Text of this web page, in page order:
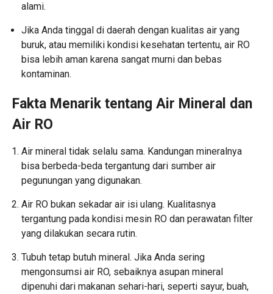
alami.
Jika Anda tinggal di daerah dengan kualitas air yang
buruk, atau memiliki kondisi kesehatan tertentu, air RO
bisa lebih aman karena sangat murni dan bebas
kontaminan.
Fakta Menarik tentang Air Mineral dan
Air RO
Air mineral tidak selalu sama. Kandungan mineralnya
bisa berbeda-beda tergantung dari sumber air
pegunungan yang digunakan.
Air RO bukan sekadar air isi ulang. Kualitasnya
tergantung pada kondisi mesin RO dan perawatan filter
yang dilakukan secara rutin.
Tubuh tetap butuh mineral. Jika Anda sering
mengonsumsi air RO, sebaiknya asupan mineral
dipenuhi dari makanan sehari-hari, seperti sayur, buah,